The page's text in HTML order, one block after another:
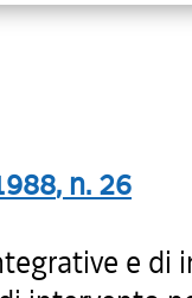
, n. 26
e di